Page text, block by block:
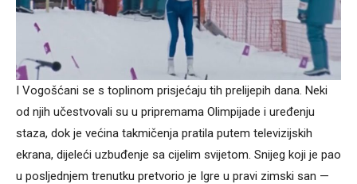
I Vogošćani se s toplinom prisjećaju tih prelijepih dana. Neki
od njih učestvovali su u pripremama Olimpijade i uređenju
staza, dok je većina takmičenja pratila putem televizijskih
ekrana, dijeleći uzbuđenje sa cijelim svijetom. Snijeg koji je pao
u posljednjem trenutku pretvorio je Igre u pravi zimski san —